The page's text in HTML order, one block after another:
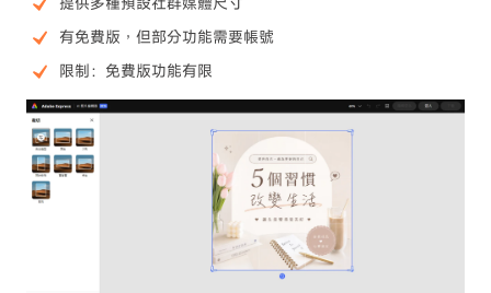
有免費版，但部分功能需要帳號
限制：免費版功能有限